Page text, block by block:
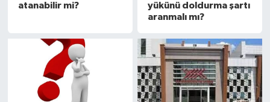
atanabilir mi?
yükünü doldurma şartı
aranmalı mı?